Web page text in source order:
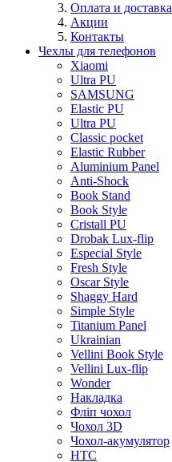
Оплата и доставка
Акции
Контакты
Чехлы для телефонов
Xiaomi
Ultra PU
SAMSUNG
Elastic PU
Ultra PU
Classic pocket
Elastic Rubber
Aluminium Panel
Anti-Shock
Book Stand
Book Style
Cristall PU
Drobak Lux-flip
Especial Style
Fresh Style
Oscar Style
Shaggy Hard
Simple Style
Titanium Panel
Ukrainian
Vellini Book Style
Vellini Lux-flip
Wonder
Накладка
Фліп чохол
Чохол 3D
Чохол-акумулятор
HTC